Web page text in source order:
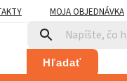
MOJA OBJEDNÁVKA
Hľadať